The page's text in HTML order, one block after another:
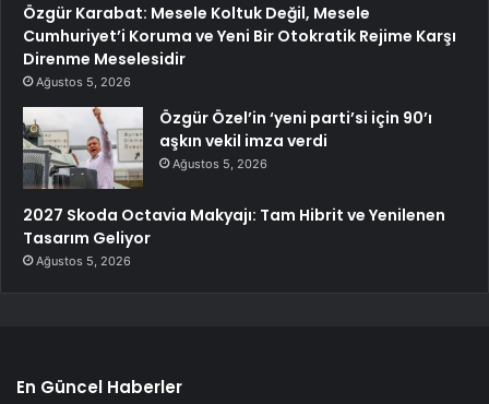
Özgür Karabat: Mesele Koltuk Değil, Mesele
Cumhuriyet’i Koruma ve Yeni Bir Otokratik Rejime Karşı
Direnme Meselesidir
Ağustos 5, 2026
Özgür Özel’in ‘yeni parti’si için 90’ı
aşkın vekil imza verdi
Ağustos 5, 2026
2027 Skoda Octavia Makyajı: Tam Hibrit ve Yenilenen
Tasarım Geliyor
Ağustos 5, 2026
En Güncel Haberler